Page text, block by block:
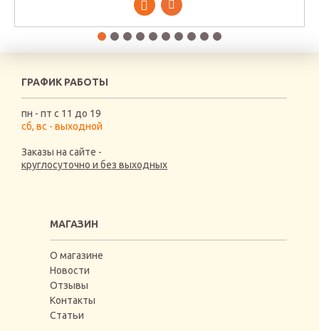
ГРАФИК РАБОТЫ
пн - пт с 11 до 19
сб, вс - выходной
Заказы на сайте -
круглосуточно и без выходных
МАГАЗИН
О магазине
Новости
Отзывы
Контакты
Статьи